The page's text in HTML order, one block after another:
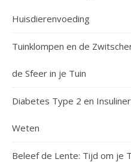
Huisdierenvoeding
Tuinklompen en de
de Sfeer in je Tuin
Diabetes Type 2 en
Weten
Beleef de Lente: Tijd om je